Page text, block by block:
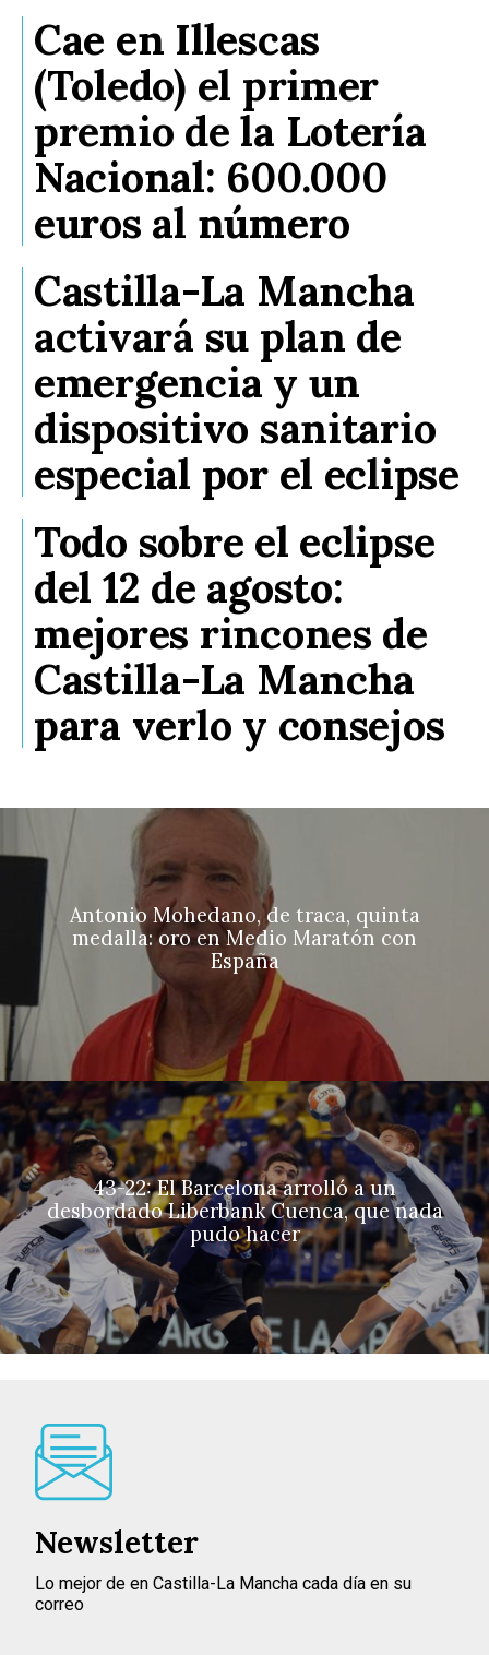
Cae en Illescas
(Toledo) el primer
premio de la Lotería
Nacional: 600.000
euros al número
Castilla-La Mancha
activará su plan de
emergencia y un
dispositivo sanitario
especial por el eclipse
Todo sobre el eclipse
del 12 de agosto:
mejores rincones de
Castilla-La Mancha
para verlo y consejos
Antonio Mohedano, de traca, quinta
medalla: oro en Medio Maratón con
España
43-22: El Barcelona arrolló a un
desbordado Liberbank Cuenca, que nada
pudo hacer
Newsletter
Lo mejor de en Castilla-La Mancha cada día en su
correo